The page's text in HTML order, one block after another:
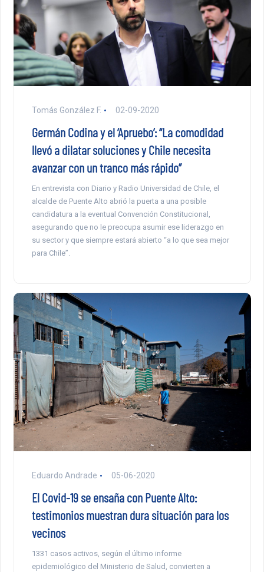
Tomás González F. 02-09-2020
Germán Codina y el ‘Apruebo’: “La comodidad
llevó a dilatar soluciones y Chile necesita
avanzar con un tranco más rápido”
En entrevista con Diario y Radio Universidad de Chile, el
alcalde de Puente Alto abrió la puerta a una posible
candidatura a la eventual Convención Constitucional,
asegurando que no le preocupa asumir ese liderazgo en
su sector y que siempre estará abierto “a lo que sea mejor
para Chile”.
Eduardo Andrade 05-06-2020
El Covid-19 se ensaña con Puente Alto:
testimonios muestran dura situación para los
vecinos
1331 casos activos, según el último informe
epidemiológico del Ministerio de Salud, convierten a